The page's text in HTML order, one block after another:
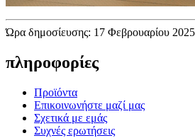
Ώρα δημοσίευσης: 17 Φεβρουαρίου 2025
πληροφορίες
Προϊόντα
Επικοινωνήστε μαζί μας
Σχετικά με εμάς
Συχνές ερωτήσεις